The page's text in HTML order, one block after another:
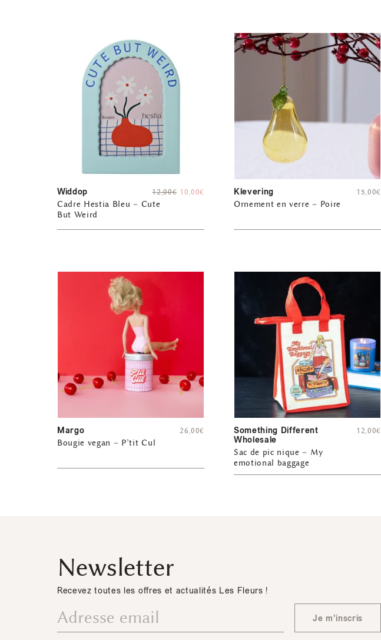
Widdop
Cadre Hestia Bleu – Cute
But Weird
12,00€ 10,00€ Klevering
Ornement en verre – Poire
15,00€
Margo
Bougie vegan – P’tit Cul
26,00€
Something Different
Wholesale
Sac de pic nique – My
emotional baggage
12,00€
Newsletter
Recevez toutes les offres et actualités Les Fleurs !
Je m'inscris